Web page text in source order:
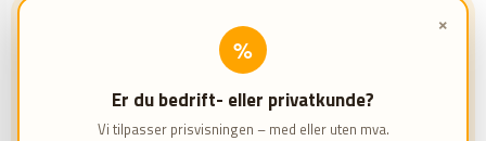
×
%
Er du bedrift- eller privatkunde?
Vi tilpasser prisvisningen – med eller uten mva.
Unikt høydejusterbart opphengssystem gjør at
jekkene passer til alle løft og graver
Tilkoblingssett kjøpes separat
SPESIFIKASJONER